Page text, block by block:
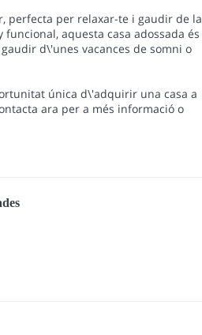
perfecta per relaxar-te i gaudir de la
aquesta casa adossada és
d\'unes vacances de somni o
única d\'adquirir una casa a
ara per a més informació o